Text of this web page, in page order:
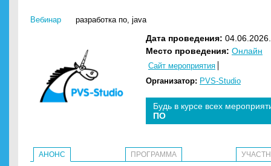
Вебинар разработка по, java
Дата проведения:
Место проведения: Онлайн
Сайт мероприятия
Организатор: PVS-Studio
Будь в курсе всех
ПО
АНОНС ПРОГРАММА